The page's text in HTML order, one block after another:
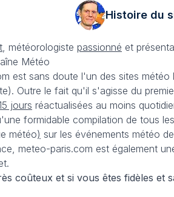
Histoire du
, météorologiste passionné et
Météo
est sans doute l'un des sites
Outre le fait qu'il s'agisse du
jours réactualisées au moins
formidable compilation de tous
météo) sur les événements météo
meteo-paris.com est également
coûteux et si vous êtes fidèles et